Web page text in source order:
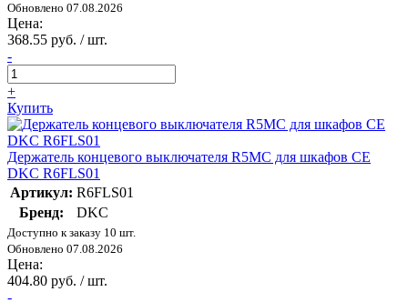
Обновлено 07.08.2026
Цена:
368.55 руб. / шт.
-
+
Купить
Держатель концевого выключателя R5MC для шкафов CE
DKC R6FLS01
Артикул: R6FLS01
Бренд:
DKC
Доступно к заказу 10 шт.
Обновлено 07.08.2026
Цена:
404.80 руб. / шт.
-